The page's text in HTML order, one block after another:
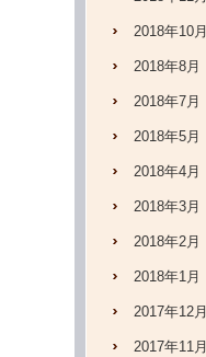
2018年10月
2018年8月
2018年7月
2018年5月
2018年4月
2018年3月
2018年2月
2018年1月
2017年12月
2017年11月